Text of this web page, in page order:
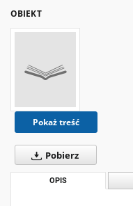
OBIEKT
Pokaż treść
Pobierz
OPIS